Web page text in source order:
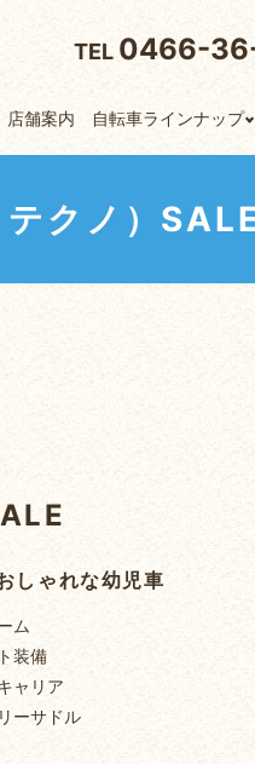
店舗案内 自転車ラインナップ
TEL 0466-
クノ）
しゃれな幼児車
ム
装備
ャリア
ーサドル